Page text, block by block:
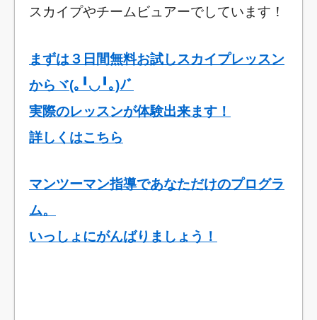
スカイプやチームビュアーでしています！
まずは３日間無料お試しスカイプレッスン
からヾ(｡╹◡╹｡)ﾉﾞ
実際のレッスンが体験出来ます！
詳しくはこちら
マンツーマン指導であなただけのプログラ
ム。
いっしょにがんばりましょう！